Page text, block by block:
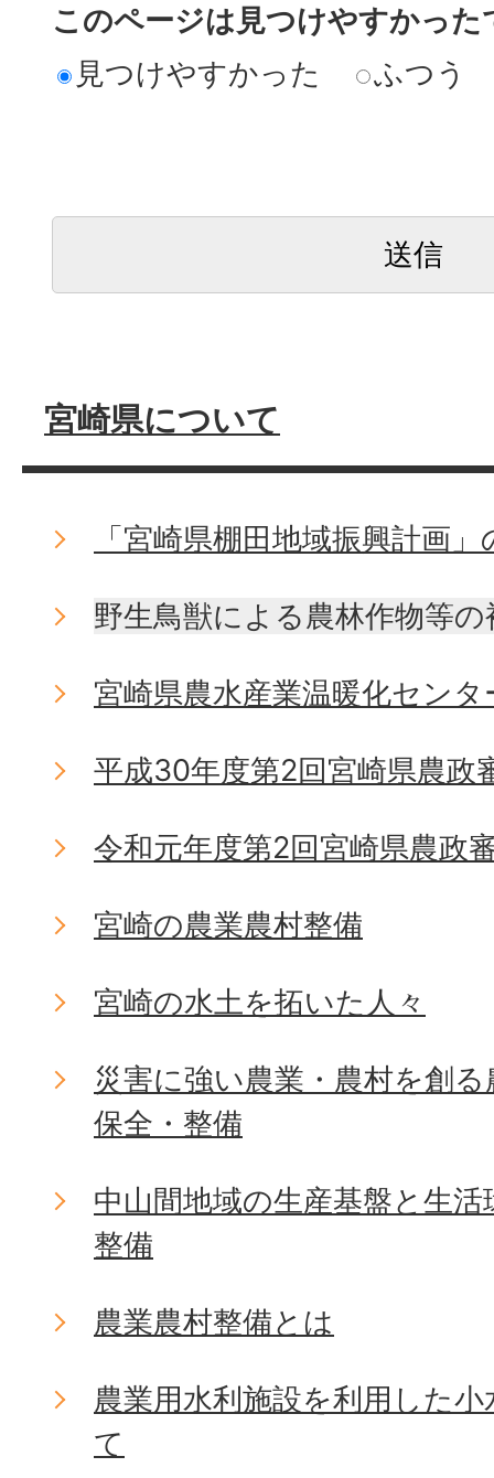
このページは見つけやすかった
見つけやすかった
ふつう
宮崎県について
「宮崎県棚田地域振興計画
野生鳥獣による農林作物等
宮崎県農水産業温暖化センタ
平成30年度第2回宮崎県農政
令和元年度第2回宮崎県農政
宮崎の農業農村整備
宮崎の水土を拓いた人々
災害に強い農業・農村を創
保全・整備
中山間地域の生産基盤と生
整備
農業農村整備とは
農業用水利施設を利用した
て